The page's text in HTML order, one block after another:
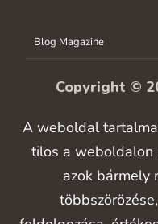
Blog Magazine
Copyright ©
A weboldal
tilos a weboldalon
azok bármely